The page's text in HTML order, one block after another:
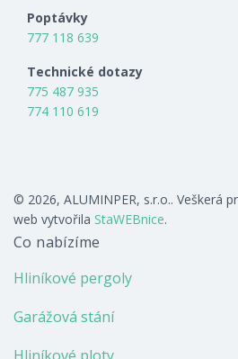
Poptávky
777 118 639
Technické dotazy
775 487 935
774 110 619
© 2026, ALUMINPER, s.r.o.. Veškerá
web vytvořila StaWEBnice.
Co nabízíme
Hliníkové pergoly
Garážová stání